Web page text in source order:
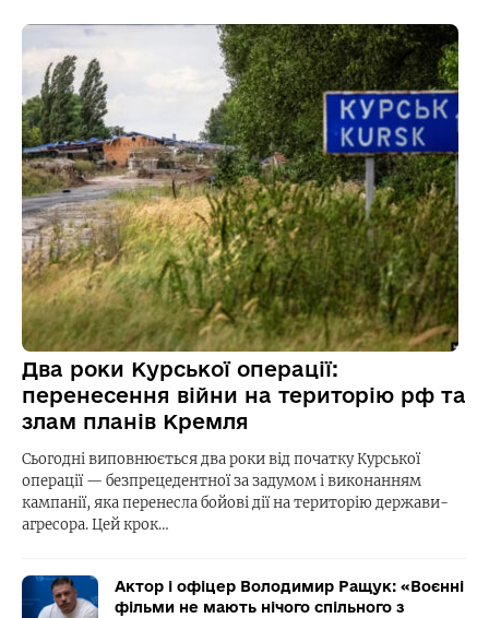
Два роки Курської операції:
перенесення війни на територію рф та
злам планів Кремля
Сьогодні виповнюється два роки від початку Курської
операції — безпрецедентної за задумом і виконанням
кампанії, яка перенесла бойові дії на територію держави-
агресора. Цей крок…
Актор і офіцер Володимир Ращук: «Воєнні
фільми не мають нічого спільного з